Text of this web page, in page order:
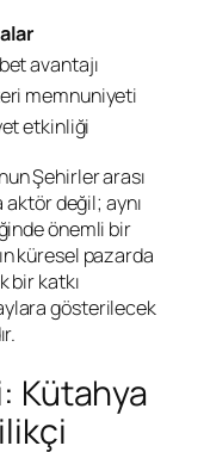
avantajı
memnuniyeti
etkinliği
Şehirler arası
aktör değil; aynı
önemli bir
küresel pazarda
bir katkı
gösterilecek
Kütahya